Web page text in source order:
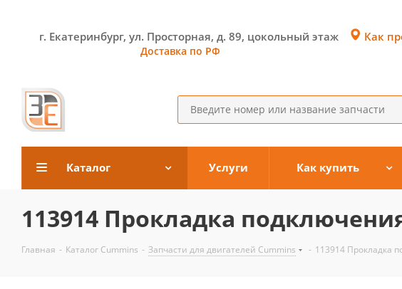
г. Екатеринбург, ул. Просторная, д. 89, цокольный этаж
Доставка по РФ
Как
Каталог Услуги Как купить
113914 Прокладка подключения
Главная - Каталог Cummins - Запчасти для двигателей Cummins - 113914 Прокладка